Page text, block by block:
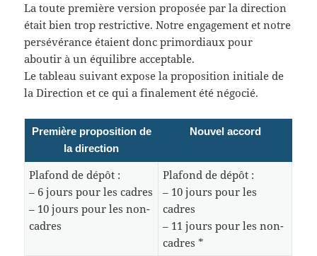
La toute première version proposée par la direction
était bien trop restrictive. Notre engagement et notre
persévérance étaient donc primordiaux pour
aboutir à un équilibre acceptable.
Le tableau suivant expose la proposition initiale de
la Direction et ce qui a finalement été négocié.
Première proposition de
la direction
Nouvel accord
Plafond de dépôt :
– 6 jours pour les cadres
– 10 jours pour les non-
cadres
Plafond de dépôt :
– 10 jours pour les
cadres
– 11 jours pour les non-
cadres *